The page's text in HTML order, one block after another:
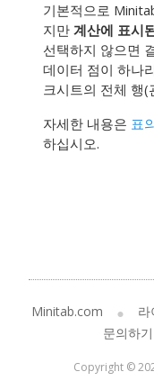
기본적으로
지만 계산에 표시
선택하지 않으면
데이터 점이 하나
크시트의 전체 행(
자세한 내용은 표
하십시오.
Minitab.com 라
문의하기
Copyright ©